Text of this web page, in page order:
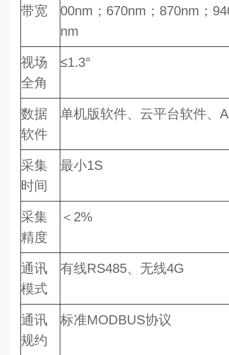
带宽
00nm；670nm；870nm；
nm
视场
全角
≤1.3°
数据
软件
单机版软件、云平台软件、
采集
时间
最小1S
采集
精度
＜2%
通讯
模式
有线RS485、无线4G
通讯
规约
标准MODBUS协议